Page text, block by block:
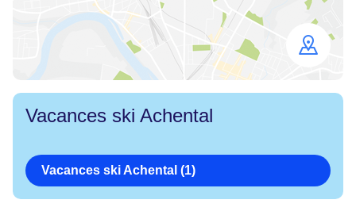
map
Vacances ski Achental
Vacances ski Achental (1)